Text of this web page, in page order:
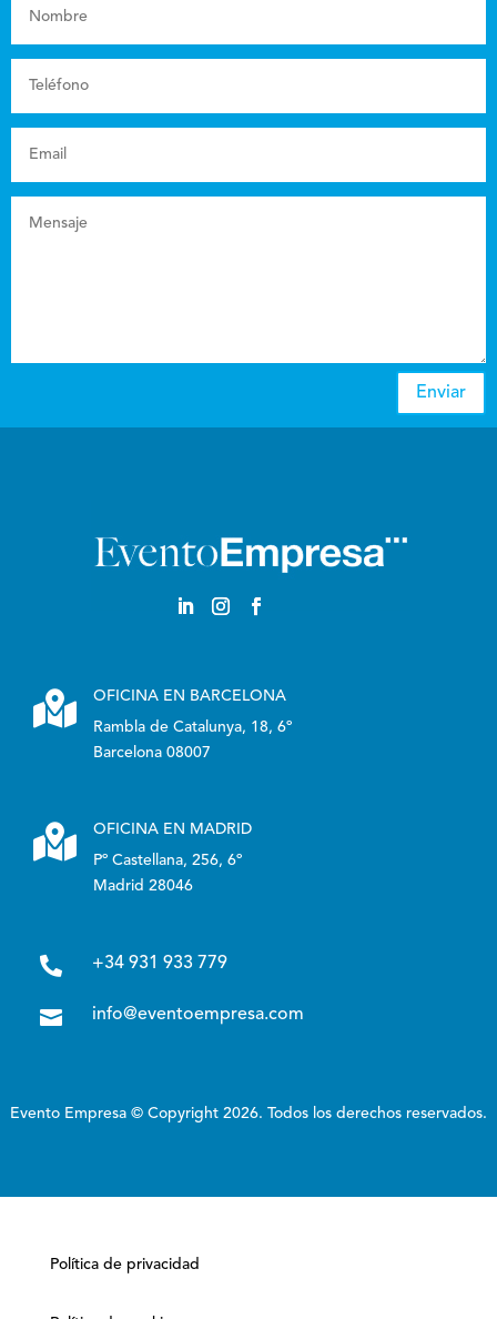
Enviar

OFICINA EN BARCELONA
Rambla de Catalunya, 18, 6º
Barcelona 08007

OFICINA EN MADRID
Pº Castellana, 256, 6º
Madrid 28046
 +34 931 933 779
 info@eventoempresa.com
Evento Empresa © Copyright 2026. Todos los derechos reservados.
Política de privacidad